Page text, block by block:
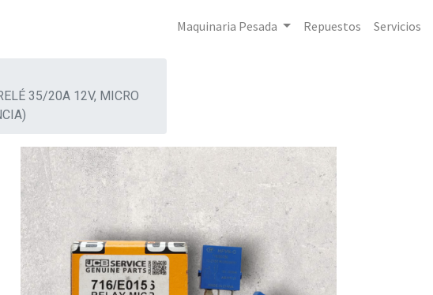
Maquinaria Pesada Repuestos Servicios
35/20A 12V, MICRO